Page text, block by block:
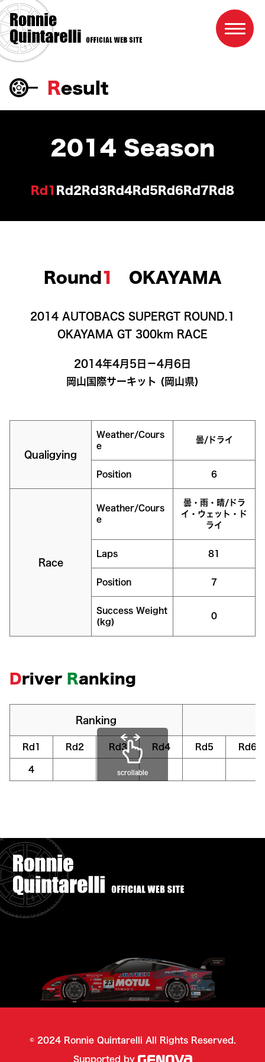
Profile
Result
Link
Result
2014 Season
Rd1 Rd2 Rd3 Rd4 Rd5 Rd6 Rd7 Rd8
Round1 OKAYAMA
2014 AUTOBACS SUPERGT ROUND.1
OKAYAMA GT 300km RACE
2014年4月5日－4月6日
岡山国際サーキット (岡山県)
Qualigying
Weather/Cours
e
曇/ドライ
Position 6
Race
Weather/Cours
e
曇・雨・晴/ドラ
イ・ウェット・ド
ライ
Laps 81
Position 7
Success Weight
(kg)
0
Driver Ranking
Ranking
Rd1 Rd2 Rd3 Rd4 Rd5 Rd6
4 scrollable
©︎ 2024 Ronnie Quintarelli All Rights Reserved.
Supported by